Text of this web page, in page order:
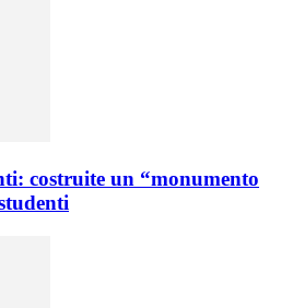
costruite un “monumento